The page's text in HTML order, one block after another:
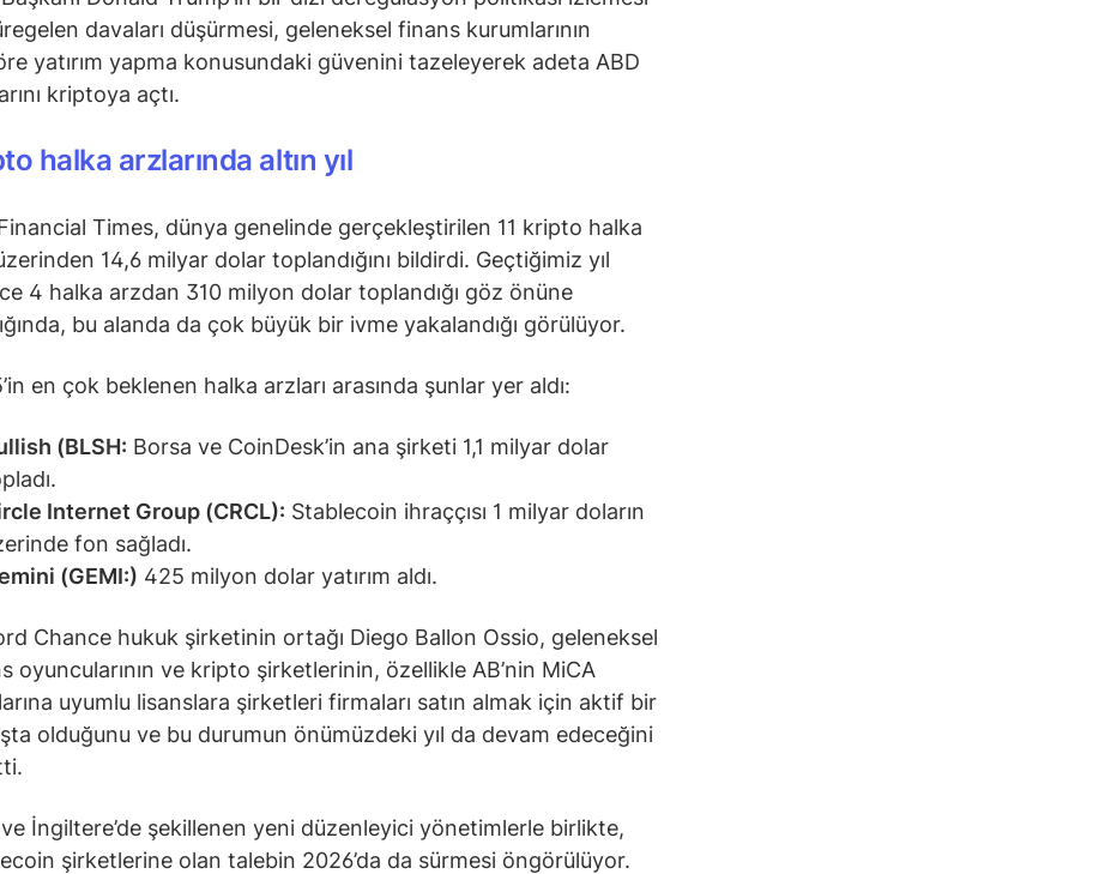
davaları düşürmesi, geleneksel finans kurumlarının
yatırım yapma konusundaki güvenini tazeleyerek adeta ABD
kriptoya açtı.
halka arzlarında altın yıl
Times, dünya genelinde gerçekleştirilen 11 kripto halka
14,6 milyar dolar toplandığını bildirdi. Geçtiğimiz yıl
4 halka arzdan 310 milyon dolar toplandığı göz önüne
bu alanda da çok büyük bir ivme yakalandığı görülüyor.
en çok beklenen halka arzları arasında şunlar yer aldı:
(BLSH: Borsa ve CoinDesk’in ana şirketi 1,1 milyar dolar
Internet Group (CRCL): Stablecoin ihraççısı 1 milyar doların
fon sağladı.
(GEMI:) 425 milyon dolar yatırım aldı.
Chance hukuk şirketinin ortağı Diego Ballon Ossio, geleneksel
oyuncularının ve kripto şirketlerinin, özellikle AB’nin MiCA
uyumlu lisanslara şirketleri firmaları satın almak için aktif bir
olduğunu ve bu durumun önümüzdeki yıl da devam edeceğini
İngiltere’de şekillenen yeni düzenleyici yönetimlerle birlikte,
şirketlerine olan talebin 2026’da da sürmesi öngörülüyor.